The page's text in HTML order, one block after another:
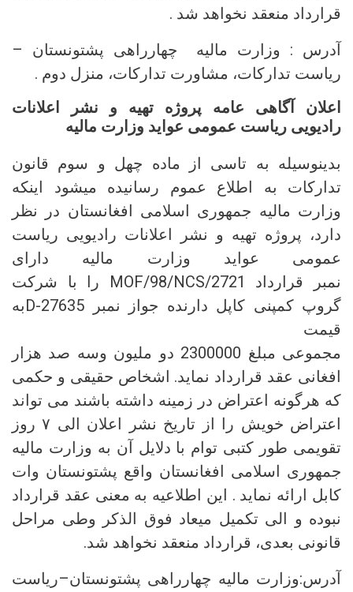
قرارداد منعقد نخواهد شد .
آدرس : وزارت مالیه چهارراهی پشتونستان –
ریاست تدارکات، مشاورت تدارکات، منزل دوم .
اعلان آگاهی عامه پروژه تهیه و نشر اعلانات
رادیویی ریاست عمومی عواید وزارت مالیه
بدینوسیله به تاسی از ماده چهل و سوم قانون
تدارکات به اطلاع عموم رسانیده میشود اینکه
وزارت مالیه جمهوری اسلامی افغانستان در نظر
دارد، پروژه تهیه و نشر اعلانات رادیویی ریاست
عمومی عواید وزارت مالیه دارای
نمبر قرارداد MOF/98/NCS/2721 را با شرکت
گروپ کمپنی کاپل دارنده جواز نمبر D-27635به
قیمت
مجموعی مبلغ 2300000 دو ملیون وسه صد هزار
افغانی عقد قرارداد نماید. اشخاص حقیقی و حکمی
که هرگونه اعتراض در زمینه داشته باشند می تواند
اعتراض خویش را از تاریخ نشر اعلان الی ۷ روز
تقویمی طور کتبی توام با دلایل آن به وزارت مالیه
جمهوری اسلامی افغانستان واقع پشتونستان وات
کابل ارائه نماید . این اطلاعیه به معنی عقد قرارداد
نبوده و الی تکمیل میعاد فوق الذکر وطی مراحل
قانونی بعدی، قرارداد منعقد نخواهد شد.
آدرس:وزارت مالیه چهارراهی پشتونستان–ریاست